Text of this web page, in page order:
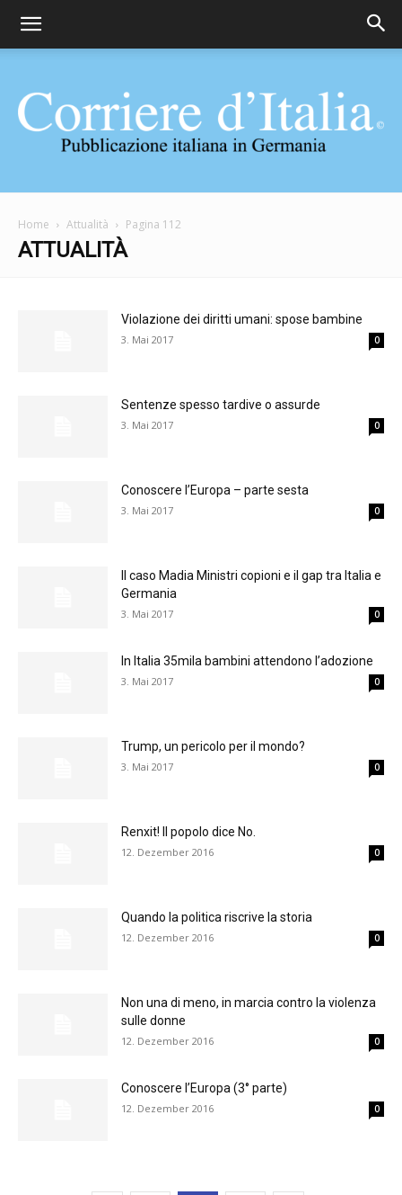
Corriere
Home Attualità Pagina 112
ATTUALITÀ
Violazione dei diritti umani: spose bambine
3. Mai 2017 0
Sentenze spesso tardive o assurde
3. Mai 2017 0
Conoscere l’Europa – parte sesta
3. Mai 2017 0
Il caso Madia Ministri copioni e il gap tra Italia e
Germania
3. Mai 2017 0
In Italia 35mila bambini attendono l’adozione
3. Mai 2017 0
Trump, un pericolo per il mondo?
3. Mai 2017 0
Renxit! Il popolo dice No.
12. Dezember 2016 0
Quando la politica riscrive la storia
12. Dezember 2016 0
Non una di meno, in marcia contro la violenza
sulle donne
12. Dezember 2016 0
Conoscere l’Europa (3° parte)
12. Dezember 2016 0